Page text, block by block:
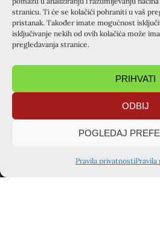
stranicu. Ti će se kolačići pohraniti u vaš
pristanak. Također imate mogućnost
isključivanje nekih od ovih kolačića može
pregledavanja stranice.
PRIHVATI
ODBIJ
POGLEDAJ
Pravila privatnosti
TAJNIŠTVO
Voćinska ulica 1,
+385 91 722